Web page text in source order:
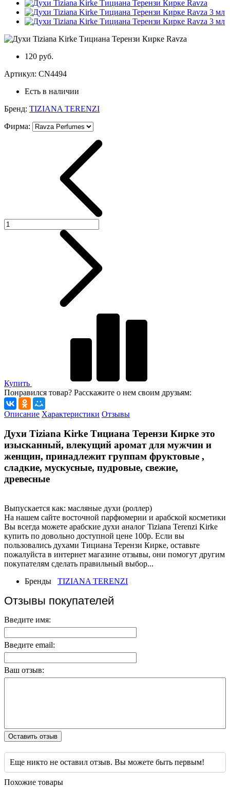
120 руб.
Артикул: CN4494
Есть в наличии
Бренд: TIZIANA TERENZI
Фирма:
Купить
Понравился товар? Расскажите о нем своим друзьям:
Описание Характеристики Отзывы
Духи Tiziana Kirke Тициана Терензи Кирке это
изысканный, влекущий аромат для мужчин и
женщин, принадлежит группам фруктовые ,
сладкие, мускусные, пудровые, свежие,
древесные
Выпускается как: масляные духи (роллер)
На нашем сайте восточной парфюмерии и арабской косметики
Вы всегда можете арабские духи аналог Tiziana Terenzi Kirke
купить по довольно доступной цене 100р. Если вы
пользовались духами Тициана Терензи Кирке, оставьте
пожалуйста в интернет магазине отзывы, они помогут другим
покупателям сделать правильный выбор...
Бренды
TIZIANA TERENZI
Отзывы покупателей
Введите имя:
Введите email:
Ваш отзыв:
Оставить отзыв
Еще никто не оставил отзыв. Вы можете быть первым!
Похожие товары